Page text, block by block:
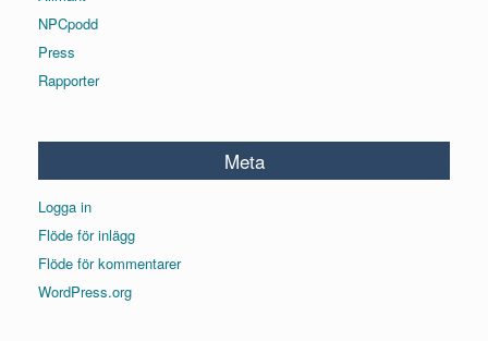
NPCpodd
Press
Rapporter
Meta
Logga in
Flöde för inlägg
Flöde för kommentarer
WordPress.org